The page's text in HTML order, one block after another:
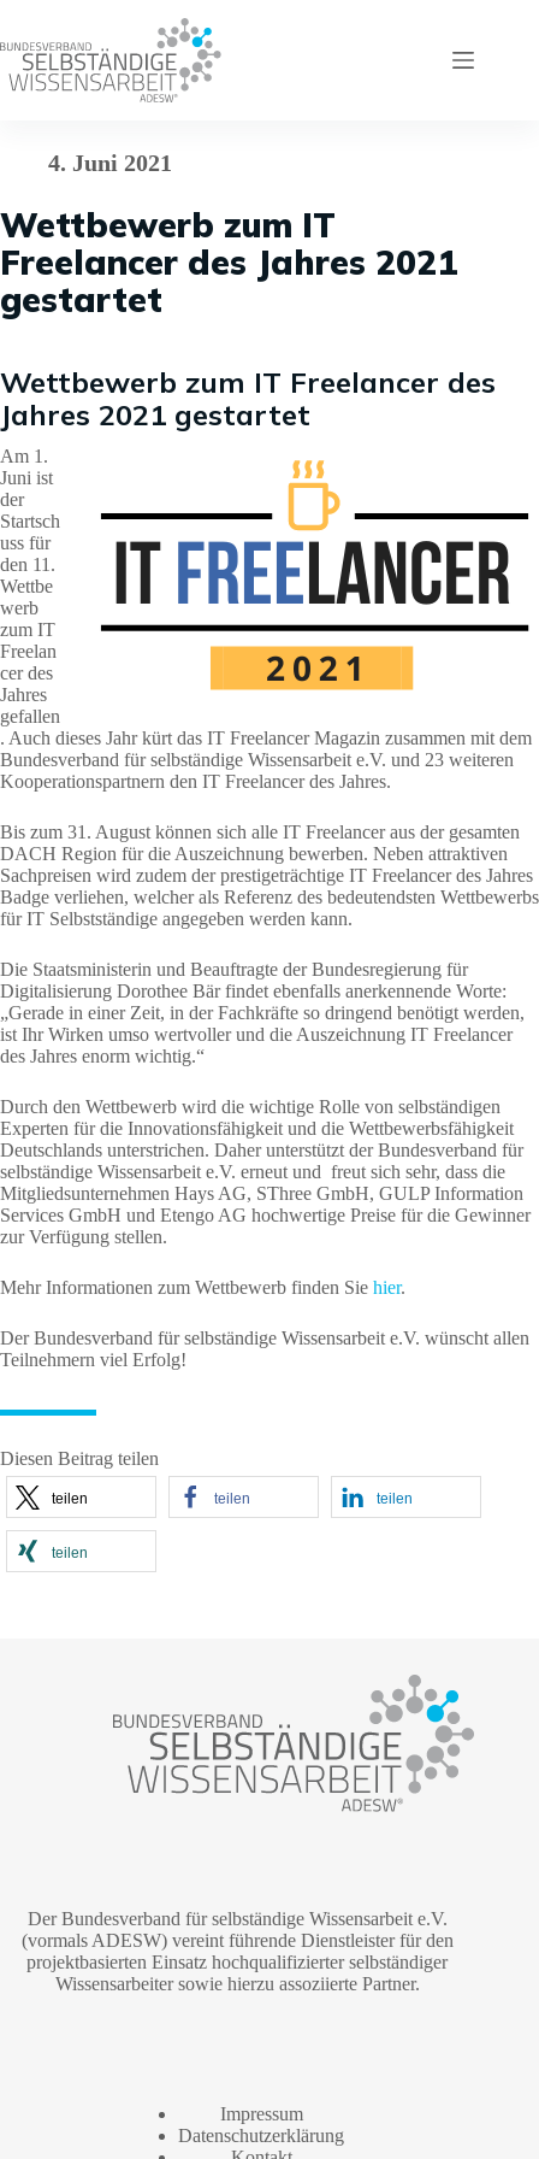
springen
4. Juni 2021
Wettbewerb zum IT
Freelancer des Jahres 2021
gestartet
Wettbewerb zum IT Freelancer des
Jahres 2021 gestartet
Am 1.
Juni ist
der
Startsch
uss für
den 11.
Wettbe
werb
zum IT
Freelan
cer des
Jahres
gefallen
. Auch dieses Jahr kürt das IT Freelancer Magazin zusammen mit dem
Bundesverband für selbständige Wissensarbeit e.V. und 23 weiteren
Kooperationspartnern den IT Freelancer des Jahres.
Bis zum 31. August können sich alle IT Freelancer aus der gesamten
DACH Region für die Auszeichnung bewerben. Neben attraktiven
Sachpreisen wird zudem der prestigeträchtige IT Freelancer des Jahres
Badge verliehen, welcher als Referenz des bedeutendsten Wettbewerbs
für IT Selbstständige angegeben werden kann.
Die Staatsministerin und Beauftragte der Bundesregierung für
Digitalisierung Dorothee Bär findet ebenfalls anerkennende Worte:
„Gerade in einer Zeit, in der Fachkräfte so dringend benötigt werden,
ist Ihr Wirken umso wertvoller und die Auszeichnung IT Freelancer
des Jahres enorm wichtig.“
Durch den Wettbewerb wird die wichtige Rolle von selbständigen
Experten für die Innovationsfähigkeit und die Wettbewerbsfähigkeit
Deutschlands unterstrichen. Daher unterstützt der Bundesverband für
selbständige Wissensarbeit e.V. erneut und freut sich sehr, dass die
Mitgliedsunternehmen Hays AG, SThree GmbH, GULP Information
Services GmbH und Etengo AG hochwertige Preise für die Gewinner
zur Verfügung stellen.
Mehr Informationen zum Wettbewerb finden Sie hier.
Der Bundesverband für selbständige Wissensarbeit e.V. wünscht allen
Teilnehmern viel Erfolg!
Diesen Beitrag teilen
teilen teilen teilen
teilen
Der Bundesverband für selbständige Wissensarbeit e.V.
(vormals ADESW) vereint führende Dienstleister für den
projektbasierten Einsatz hochqualifizierter selbständiger
Wissensarbeiter sowie hierzu assoziierte Partner.
Impressum
Datenschutzerklärung